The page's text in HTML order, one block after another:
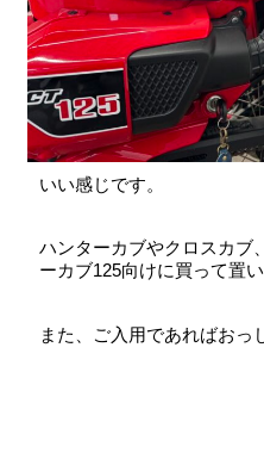
いい感じです。
ハンターカブやクロスカブ
ーカブ125向けに買って置
また、ご入用であればおっ